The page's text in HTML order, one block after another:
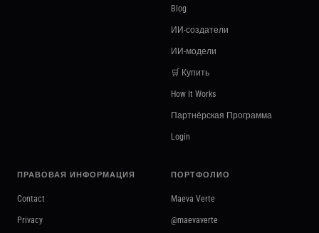
Blog
ИИ-создатели
ИИ-модели
🛒 Купить
How It Works
Партнёрская Программа
Login
ПРАВОВАЯ ИНФОРМАЦИЯ
Contact
Privacy
ПОРТФОЛИО
Maeva Verte
@maevaverte